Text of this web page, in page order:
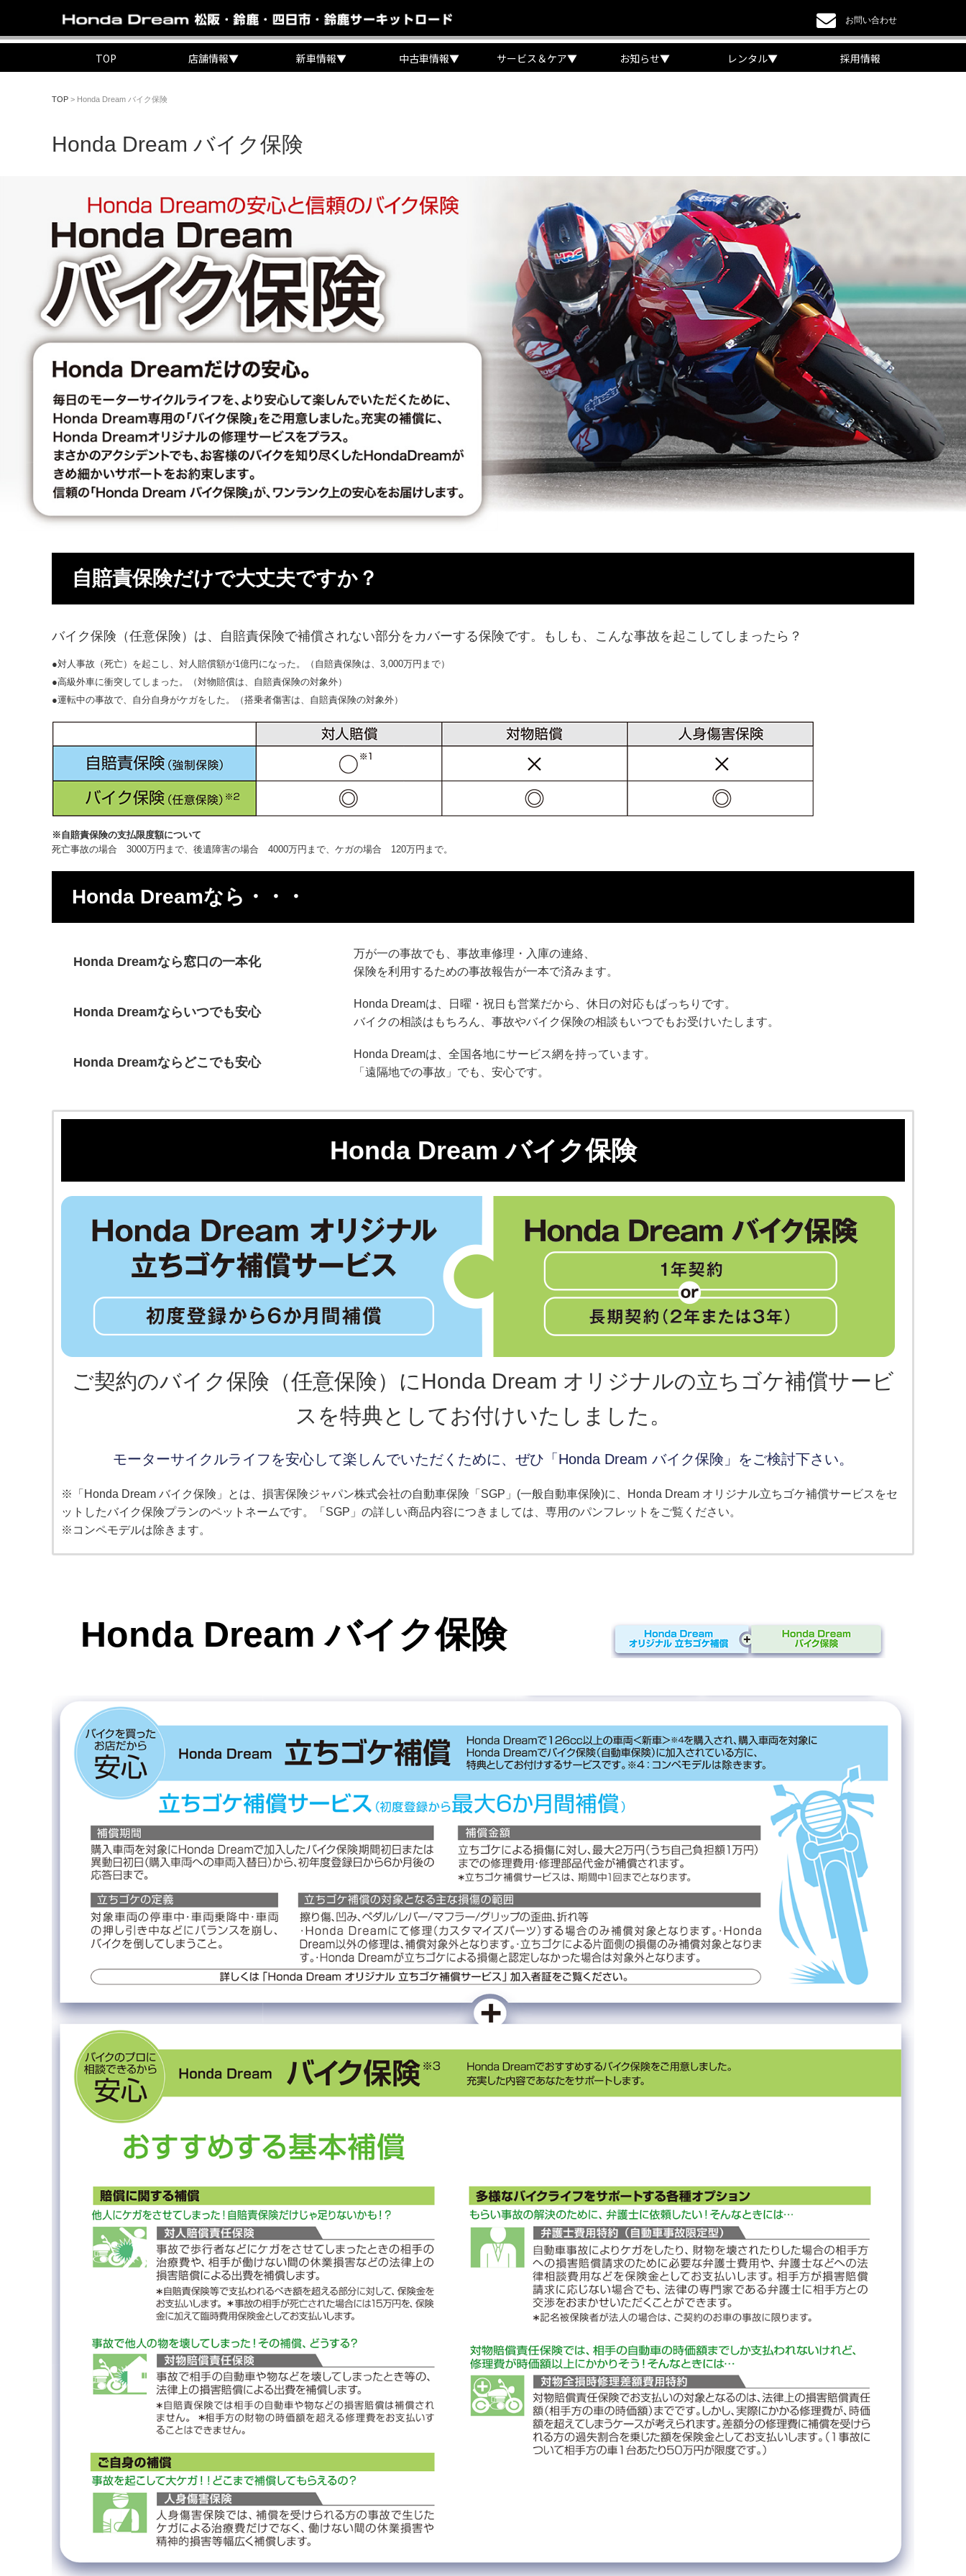
お問い合わせ
TOP 店舗情報▼ 新車情報▼ 中古車情報▼ サービス＆ケア▼ お知らせ▼ レンタル▼ 採用情報
TOP > Honda Dream バイク保険
Honda Dream バイク保険
自賠責保険だけで大丈夫ですか？
バイク保険（任意保険）は、自賠責保険で補償されない部分をカバーする保険です。もしも、こんな事故を起こしてしまったら？
●対人事故（死亡）を起こし、対人賠償額が1億円になった。（自賠責保険は、3,000万円まで）
●高級外車に衝突してしまった。（対物賠償は、自賠責保険の対象外）
●運転中の事故で、自分自身がケガをした。（搭乗者傷害は、自賠責保険の対象外）
※自賠責保険の支払限度額について
死亡事故の場合 3000万円まで、後遺障害の場合 4000万円まで、ケガの場合 120万円まで。
Honda Dreamなら・・・
Honda Dreamなら窓口の一本化
万が一の事故でも、事故車修理・入庫の連絡、
保険を利用するための事故報告が一本で済みます。
Honda Dreamならいつでも安心
Honda Dreamは、日曜・祝日も営業だから、休日の対応もばっちりです。
バイクの相談はもちろん、事故やバイク保険の相談もいつでもお受けいたします。
Honda Dreamならどこでも安心
Honda Dreamは、全国各地にサービス網を持っています。
「遠隔地での事故」でも、安心です。
Honda Dream バイク保険
ご契約のバイク保険（任意保険）にHonda Dream オリジナルの立ちゴケ補償サービ
スを特典としてお付けいたしました。
モーターサイクルライフを安心して楽しんでいただくために、ぜひ「Honda Dream バイク保険」をご検討下さい。
※「Honda Dream バイク保険」とは、損害保険ジャパン株式会社の自動車保険「SGP」(一般自動車保険)に、Honda Dream オリジナル立ちゴケ補償サービスをセ
ットしたバイク保険プランのペットネームです。「SGP」の詳しい商品内容につきましては、専用のパンフレットをご覧ください。
※コンペモデルは除きます。
Honda Dream バイク保険